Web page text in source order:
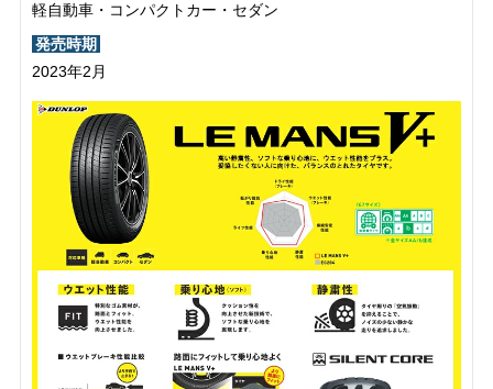
軽自動車・コンパクトカー・セダン
発売時期
2023年2月